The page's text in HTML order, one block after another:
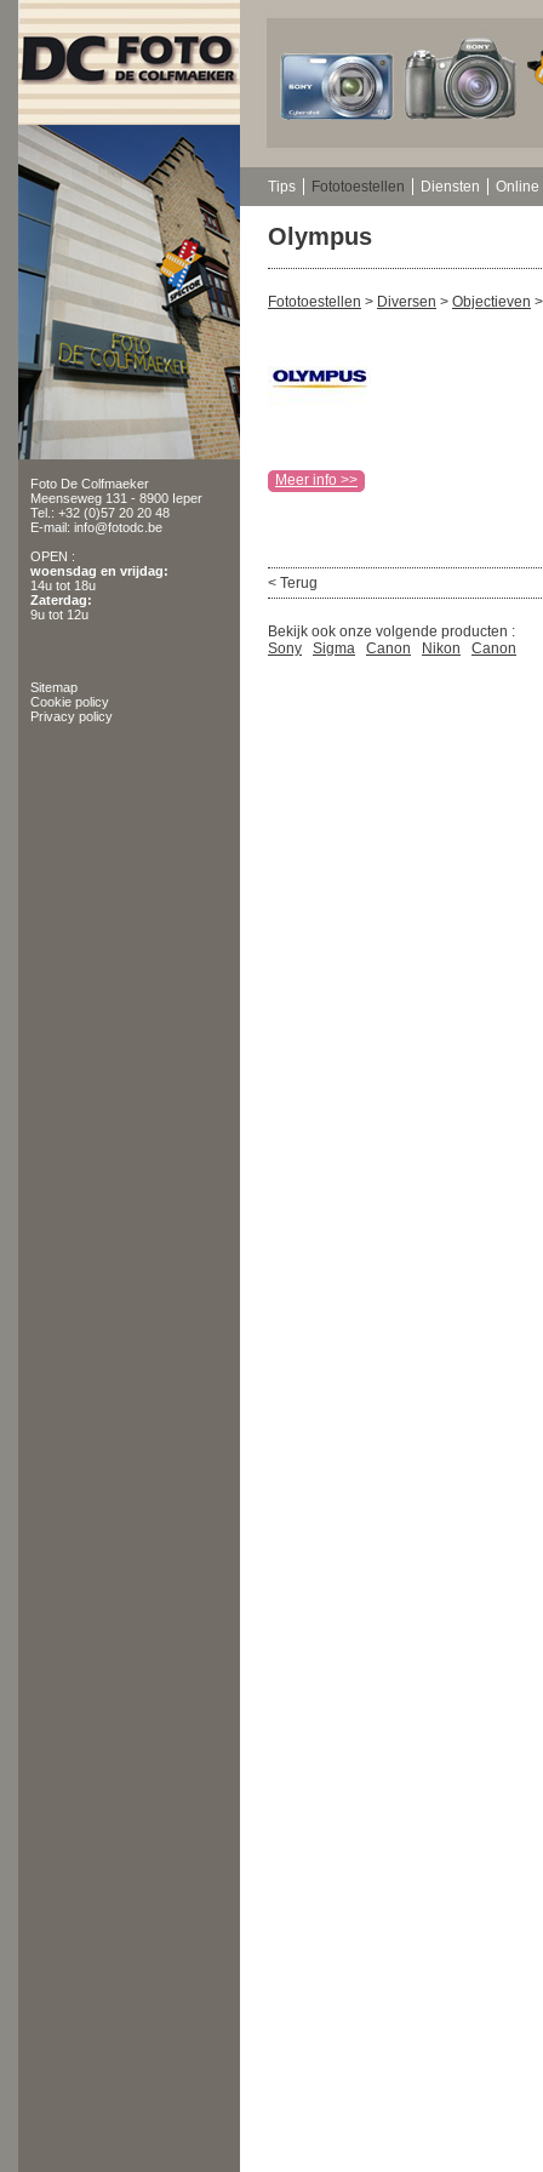
Foto De Colfmaeker
Meenseweg 131 - 8900 Ieper
Tel.: +32 (0)57 20 20 48
E-mail: info@fotodc.be
OPEN :
woensdag en vrijdag:
14u tot 18u
Zaterdag:
9u tot 12u
Sitemap
Cookie policy
Privacy policy
Tips Fototoestellen Diensten Online
Olympus
Fototoestellen > Diversen > Objectieven
Meer info >>
< Terug
Bekijk ook onze volgende producten :
Sony
Sigma Canon Nikon Canon